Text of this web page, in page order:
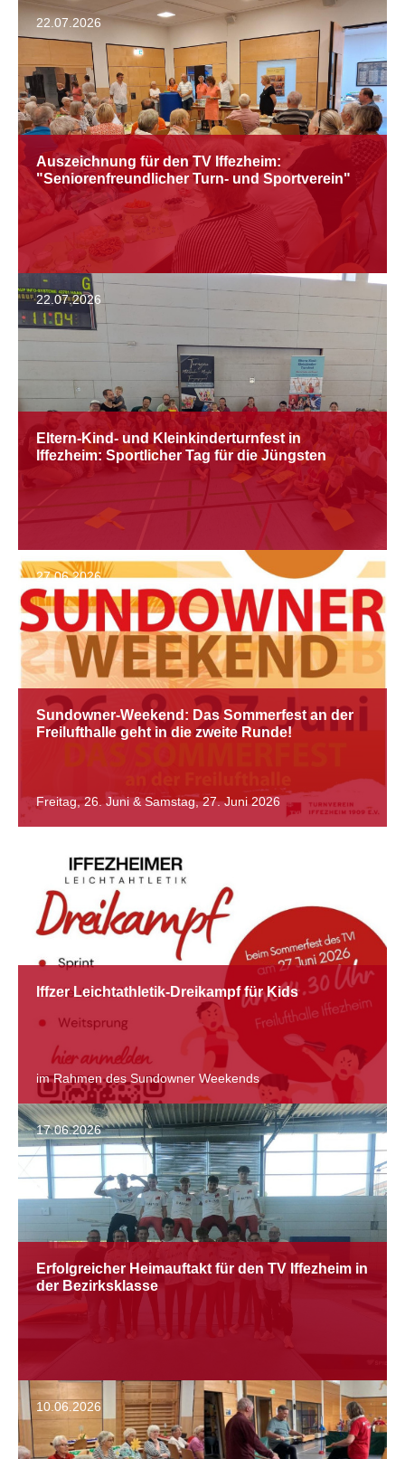
22.07.2026
Auszeichnung für den TV Iffezheim:
"Seniorenfreundlicher Turn- und Sportverein"
22.07.2026
Eltern-Kind- und Kleinkinderturnfest in
Iffezheim: Sportlicher Tag für die Jüngsten
27.06.2026
Sundowner-Weekend: Das Sommerfest an der
Freilufthalle geht in die zweite Runde!
Freitag, 26. Juni & Samstag, 27. Juni 2026
Iffzer Leichtathletik-Dreikampf für Kids
im Rahmen des Sundowner Weekends
17.06.2026
Erfolgreicher Heimauftakt für den TV Iffezheim in
der Bezirksklasse
10.06.2026